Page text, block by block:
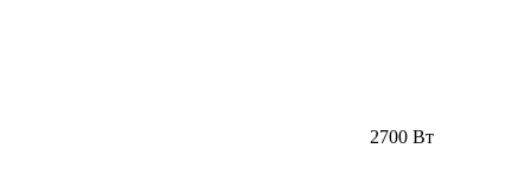
2700 Вт